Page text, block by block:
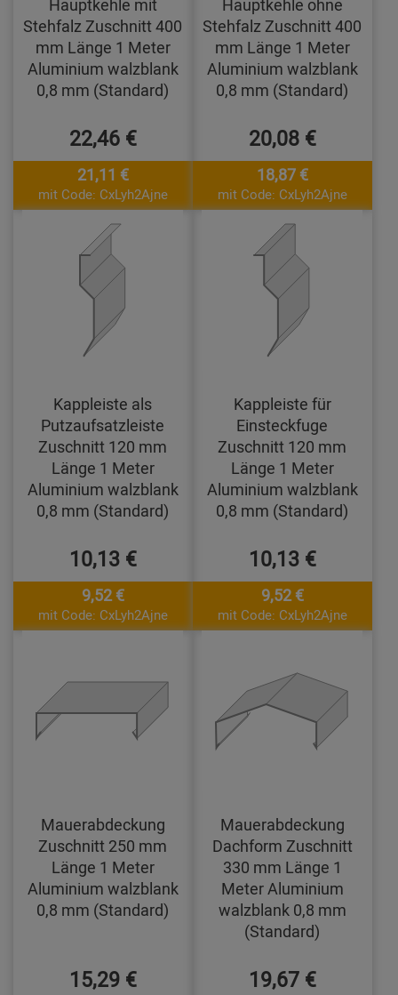
Hauptkehle mit
Stehfalz Zuschnitt 400
mm Länge 1 Meter
Aluminium walzblank
0,8 mm (Standard)
22,46 €
21,11 €
mit Code: CxLyh2Ajne
Hauptkehle ohne
Stehfalz Zuschnitt 400
mm Länge 1 Meter
Aluminium walzblank
0,8 mm (Standard)
20,08 €
18,87 €
mit Code: CxLyh2Ajne
Kappleiste als
Putzaufsatzleiste
Zuschnitt 120 mm
Länge 1 Meter
Aluminium walzblank
0,8 mm (Standard)
10,13 €
9,52 €
mit Code: CxLyh2Ajne
Kappleiste für
Einsteckfuge
Zuschnitt 120 mm
Länge 1 Meter
Aluminium walzblank
0,8 mm (Standard)
10,13 €
9,52 €
mit Code: CxLyh2Ajne
Mauerabdeckung
Zuschnitt 250 mm
Länge 1 Meter
Aluminium walzblank
0,8 mm (Standard)
15,29 €
Mauerabdeckung
Dachform Zuschnitt
330 mm Länge 1
Meter Aluminium
walzblank 0,8 mm
(Standard)
19,67 €